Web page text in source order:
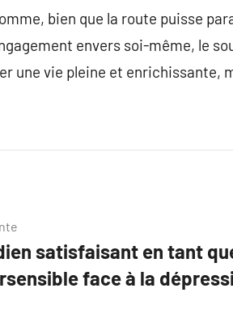
bien que la route puisse
envers soi-même, le
une vie pleine et enrichissante,
satisfaisant en tant
face à la